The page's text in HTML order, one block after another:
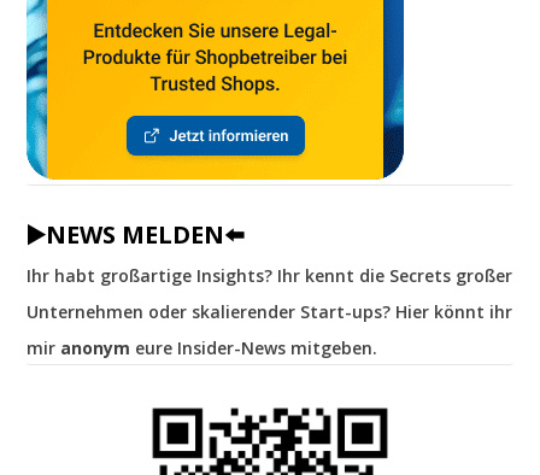
▶️NEWS MELDEN⬅️
Ihr habt großartige Insights? Ihr kennt die Secrets großer
Unternehmen oder skalierender Start-ups? Hier könnt ihr
mir anonym eure Insider-News mitgeben.